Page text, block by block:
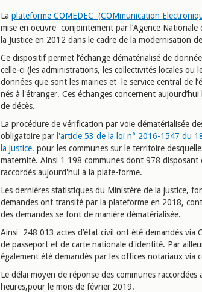
La plateforme COMEDEC (COMmunication
mise en oeuvre conjointement par l’Agence
la Justice en 2012 dans le cadre de la modernisation
Ce dispositif permet l’échange dématérialisé de
celle-ci (les administrations, les collectivités locales ou
données que sont les mairies et le service central de
nés à l'étranger. Ces échanges concernent
de décès.
La procédure de vérification par voie dématérialisée
obligatoire par l'article 53 de la loi n° 2016-1547 du
la justice. pour les communes sur le territoire
maternité. Ainsi 1 198 communes dont 978 disposant
raccordés aujourd'hui à la plate-forme.
Les dernières statistiques du Ministère de la justice,
demandes ont transité par la plateforme en 2018,
des demandes se font de manière dématérialisée.
Ainsi 248 013 actes d’état civil ont été demandés via
de passeport et de carte nationale d'identité. Par
également été demandés par les offices notariaux via
Le délai moyen de réponse des communes
heures,pour le mois de février 2019.